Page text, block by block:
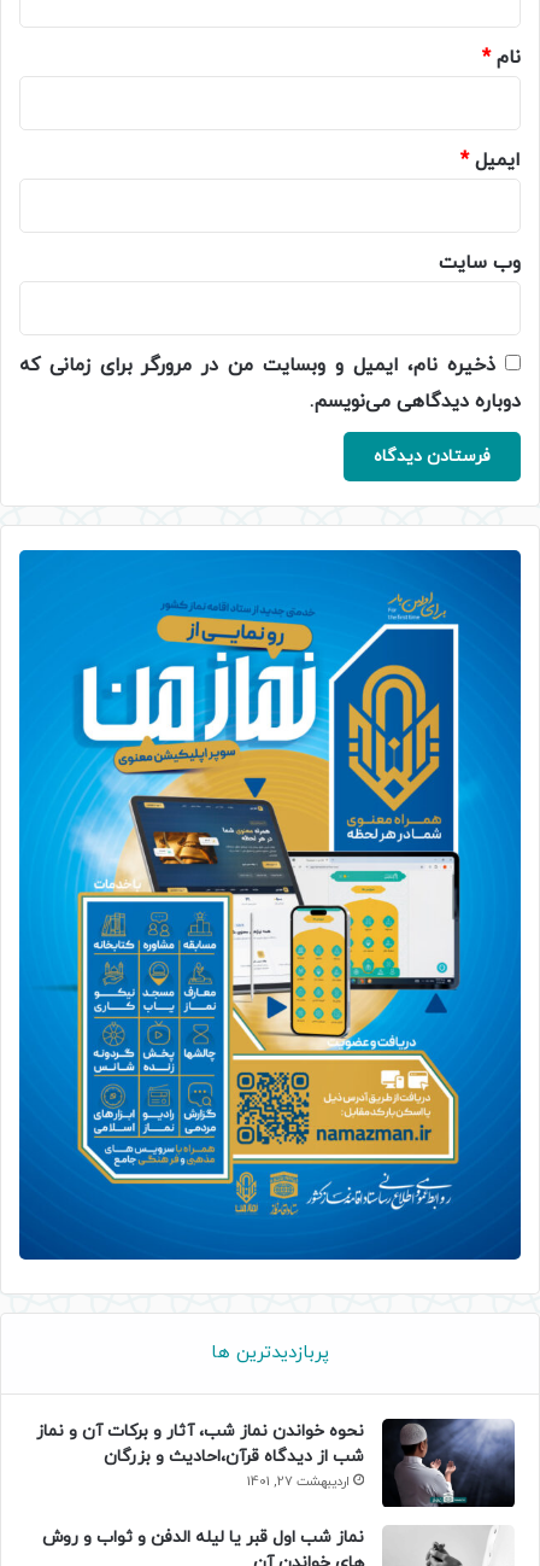
نام*
ایمیل*
وب‌ سایت
ذخیره نام، ایمیل و وبسایت من در مرورگر برای زمانی که
دوباره دیدگاهی می‌نویسم.
پربازدیدترین ها
نحوه خواندن نماز شب، آثار و برکات آن و نماز
شب از دیدگاه قرآن،احادیث و بزرگان
اردیبهشت 27, 1401
نماز شب اول قبر یا لیله الدفن و ثواب و روش